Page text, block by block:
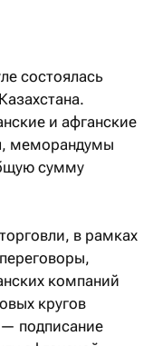
состоялась
и афганские
меморандумы
сумму
в рамках
компаний
кругов
подписание